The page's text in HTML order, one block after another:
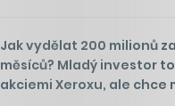
Jak vydělat 200 milionů
měsíců? Mladý investor
akciemi Xeroxu, ale chce